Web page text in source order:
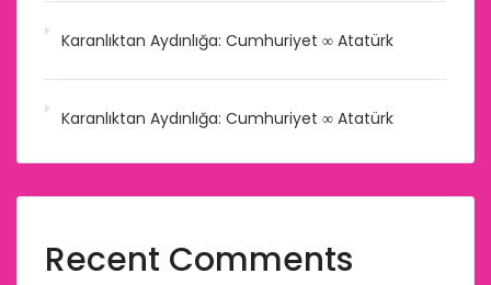
Karanlıktan Aydınlığa: Cumhuriyet ∞ Atatürk
Karanlıktan Aydınlığa: Cumhuriyet ∞ Atatürk
Recent Comments